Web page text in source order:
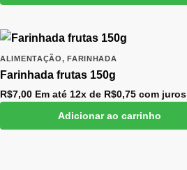
ALIMENTAÇÃO,FARINHADA
Farinhada frutas 150g
R$7,00 Em até 12x de R$0,75 com juros
Adicionar ao carrinho